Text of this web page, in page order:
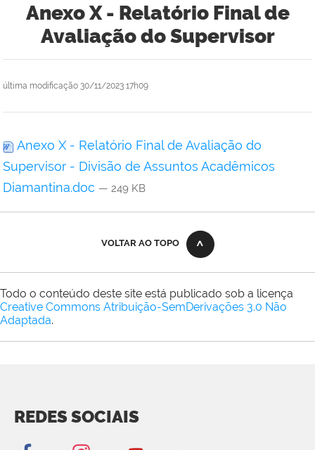
Anexo X - Relatório Final de
Avaliação do Supervisor
última modificação 30/11/2023 17h09
Anexo X - Relatório Final de Avaliação do
Supervisor - Divisão de Assuntos Acadêmicos
Diamantina.doc — 249 KB
VOLTAR AO TOPO
Todo o conteúdo deste site está publicado sob a licença
Creative Commons Atribuição-SemDerivações 3.0 Não
Adaptada.
REDES SOCIAIS